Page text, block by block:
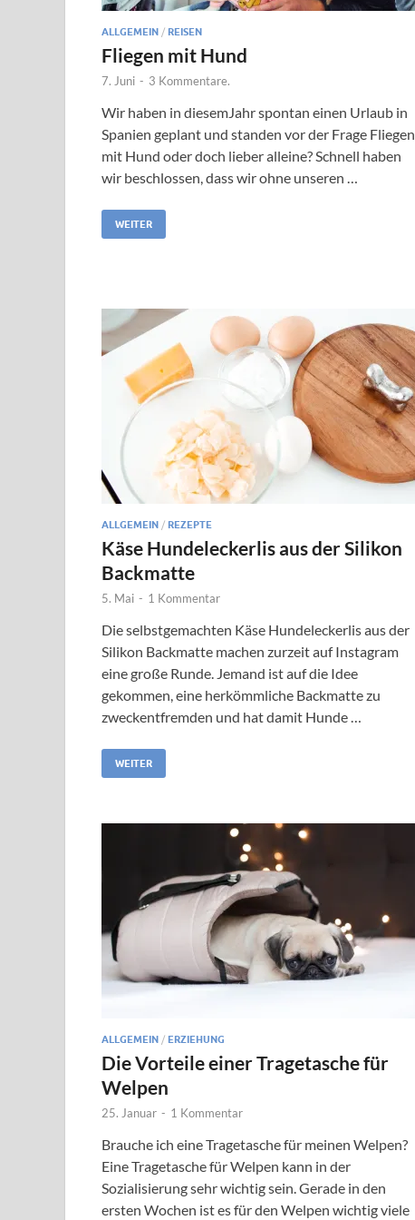
ALLGEMEIN / REISEN
Fliegen mit Hund
7. Juni - 3 Kommentare.
Wir haben in diesemJahr spontan einen Urlaub in
Spanien geplant und standen vor der Frage Fliegen
mit Hund oder doch lieber alleine? Schnell haben
wir beschlossen, dass wir ohne unseren …
WEITER
ALLGEMEIN / REZEPTE
Käse Hundeleckerlis aus der Silikon
Backmatte
5. Mai - 1 Kommentar
Die selbstgemachten Käse Hundeleckerlis aus der
Silikon Backmatte machen zurzeit auf Instagram
eine große Runde. Jemand ist auf die Idee
gekommen, eine herkömmliche Backmatte zu
zweckentfremden und hat damit Hunde …
WEITER
ALLGEMEIN / ERZIEHUNG
Die Vorteile einer Tragetasche für
Welpen
25. Januar - 1 Kommentar
Brauche ich eine Tragetasche für meinen Welpen?
Eine Tragetasche für Welpen kann in der
Sozialisierung sehr wichtig sein. Gerade in den
ersten Wochen ist es für den Welpen wichtig viele